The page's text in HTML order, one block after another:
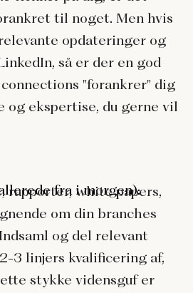
til noget. Men hvis
opdateringer og
så er der en god
"forankrer" dig
og ekspertise, du gerne vil
fra i morgen):
rapporter, white papers,
om din branches
og del relevant
3 linjers kvalificering af,
stykke vidensguf er